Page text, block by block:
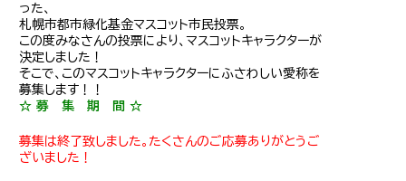
った、
札幌市都市緑化基金マスコット市民投票。
この度みなさんの投票により、マスコットキャラクターが
決定しました！
そこで、このマスコットキャラクターにふさわしい愛称を
募集します！！
☆ 募 集 期 間 ☆
募集は終了致しました。たくさんのご応募ありがとうご
ざいました！